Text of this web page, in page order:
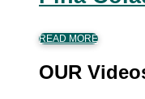
READ MORE
OUR